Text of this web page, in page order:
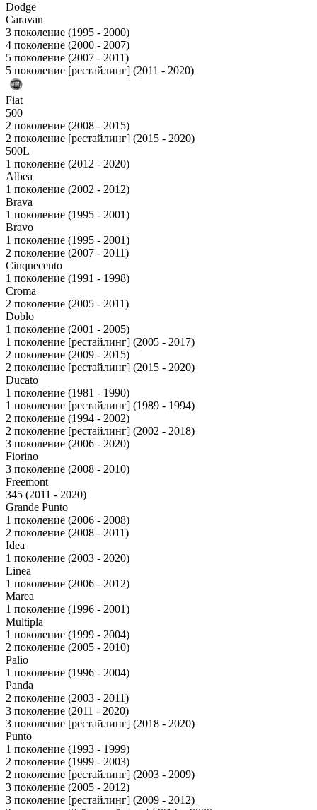
Dodge
Caravan
3 поколение (1995 - 2000)
4 поколение (2000 - 2007)
5 поколение (2007 - 2011)
5 поколение [рестайлинг] (2011 - 2020)
Fiat
500
2 поколение (2008 - 2015)
2 поколение [рестайлинг] (2015 - 2020)
500L
1 поколение (2012 - 2020)
Albea
1 поколение (2002 - 2012)
Brava
1 поколение (1995 - 2001)
Bravo
1 поколение (1995 - 2001)
2 поколение (2007 - 2011)
Cinquecento
1 поколение (1991 - 1998)
Croma
2 поколение (2005 - 2011)
Doblo
1 поколение (2001 - 2005)
1 поколение [рестайлинг] (2005 - 2017)
2 поколение (2009 - 2015)
2 поколение [рестайлинг] (2015 - 2020)
Ducato
1 поколение (1981 - 1990)
1 поколение [рестайлинг] (1989 - 1994)
2 поколение (1994 - 2002)
2 поколение [рестайлинг] (2002 - 2018)
3 поколение (2006 - 2020)
Fiorino
3 поколение (2008 - 2010)
Freemont
345 (2011 - 2020)
Grande Punto
1 поколение (2006 - 2008)
2 поколение (2008 - 2011)
Idea
1 поколение (2003 - 2020)
Linea
1 поколение (2006 - 2012)
Marea
1 поколение (1996 - 2001)
Multipla
1 поколение (1999 - 2004)
2 поколение (2005 - 2010)
Palio
1 поколение (1996 - 2004)
Panda
2 поколение (2003 - 2011)
3 поколение (2011 - 2020)
3 поколение [рестайлинг] (2018 - 2020)
Punto
1 поколение (1993 - 1999)
2 поколение (1999 - 2003)
2 поколение [рестайлинг] (2003 - 2009)
3 поколение (2005 - 2012)
3 поколение [рестайлинг] (2009 - 2012)